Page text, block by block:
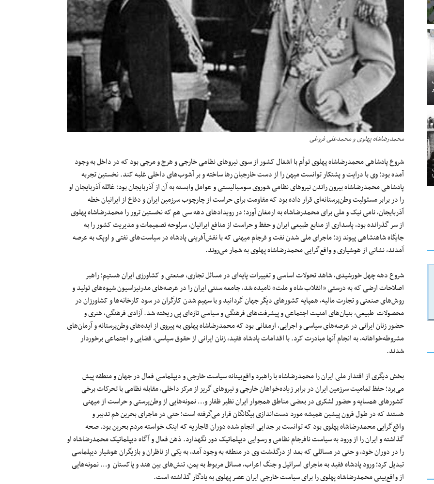
محمدرضاشاه پهلوی و محمدعلی فروغی
شروع پادشاهی محمدرضاشاه پهلوی توأم با اشغال کشور از سوی نیروهای نظامی‌ خارجی و هرج و مرجی بود که در داخل به وجود
آمده بود؛ وی با درایت و پشتکار توانست میهن را از دست خارجیان رها ساخته و بر آشوب‌های داخلی غلبه کند. نخستین تجربه
پادشاهی محمدرضاشاه بیرون راندن نیروهای نظامی‌ شوروی سوسیالیستی و عوامل وابسته به آن از آذربایجان بود؛ غائله آذربایجان او
را در برابر مسئولیت وطن‌پرستانه‌ای قرار داده بود که مقاومت برای حراست از چارچوب سرزمین ایران و دفاع از ایرانیان خطه
آذربایجان، نامی ‌نیک و ملی برای محمدرضاشاه به ارمغان آورد؛ در رویدادهای دهه سی هم که نخستین ترور را محمدرضاشاه پهلوی
از سر گذرانده بود، پاسداری از منابع طبیعی ایران و حفظ و حراست از منافع ایرانیان، سرلوحه تصمیمات و مدیریت کشور را به
جایگاه شاهنشاهی پیوند زد؛ ماجرای ملی شدن نفت و فرجام میهنی که با نقش‌آفرینی پادشاه در سیاست‌های نفتی و اوپک به عرصه
آمدند، نشانی از هوشیاری و واقع‌گرایی محمدرضاشاه پهلوی به شمار می‌روند.
شروع دهه چهل خورشیدی، شاهد تحولات اساسی و تغییرات پایه‌ای در مسائل تجاری، صنعتی و کشاورزی ایران هستیم؛ راهبر
اصلاحات ارضی که به درستی «انقلاب شاه و ملت» نامیده شد، جامعه سنتی ایران را در عرصه‌های مدرنیزاسیون شیوه‌های تولید و
روش‌های صنعتی و تجارت مالیه، همپایه کشورهای دیگر جهان گردانید و با سهیم شدن کارگران در سود کارخانه‌ها و کشاورزان در
محصولات طبیعی، بنیان‌های امنیت اجتماعی و پیشرفت‌های فرهنگی و سیاسی تازه‌ای پی ریخته شد. آزادی فرهنگی، هنری و
حضور زنان ایرانی در عرصه‌های سیاسی و اجرایی، ارمغانی بود که محمدرضاشاه پهلوی به پیروی از ایده‌های وطن‌پرستانه و آرمان‌های
مشروطه‌خواهانه، به انجام آنها مبادرت کرد. با اقدامات پادشاه فقید، زنان ایرانی از حقوق سیاسی، قضایی و اجتماعی برخوردار
شدند.
بخش دیگری از اقتدار ملی ایران را محمدرضاشاه با راهبرد واقع‌بینانه سیاست خارجی و دیپلماسی فعال در جهان و منطقه پیش
می‌برد؛ حفظ تمامیت سرزمین ایران در برابر زیاده‌خواهان خارجی و نیروهای گریز از مرکز داخلی، مقابله نظامی‌ با تحرکات برخی
کشورهای همسایه و حضور لشکری در بعضی مناطق همجوار ایران نظیر ظفار و… نمونه‌هایی از وطن‌پرستی و حراست از میهنی
هستند که در طول قرون پیشین همیشه مورد دست‌اندازی بیگانگان قرار می‌گرفته است؛ حتی در ماجرای بحرین هم تدبیر و
واقع‌گرایی محمدرضاشاه پهلوی بود که توانست بر جدایی انجام شده دوران قاجاریه که اینک خواسته مردم بحرین بود، صحه
گذاشته و ایران را از ورود به سیاست نافرجام نظامی ‌و رسوایی دیپلماتیک دور نگهدارد. ذهن فعال و آگاه دیپلماتیک محمدرضاشاه او
را در دوران خود، و حتی در مسائلی که بعد از درگذشت وی در منطقه به وجود آمد، به یکی از ناظران و بازیگران هوشیار دیپلماسی
تبدیل کرد؛ ورود پادشاه فقید به ماجرای اسرائیل و جنگ اعراب، مسائل مربوط به یمن، تنش‌های بین هند و پاکستان و… نمونه‌هایی
از واقع‌بینی محمدرضاشاه پهلوی را برای سیاست خارجی ایران عصر پهلوی به یادگار گذاشته است.